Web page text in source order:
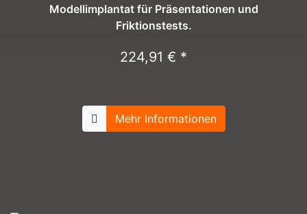
Modellimplantat für Präsentationen und
Friktionstests.
224,91 € *
Mehr Informationen